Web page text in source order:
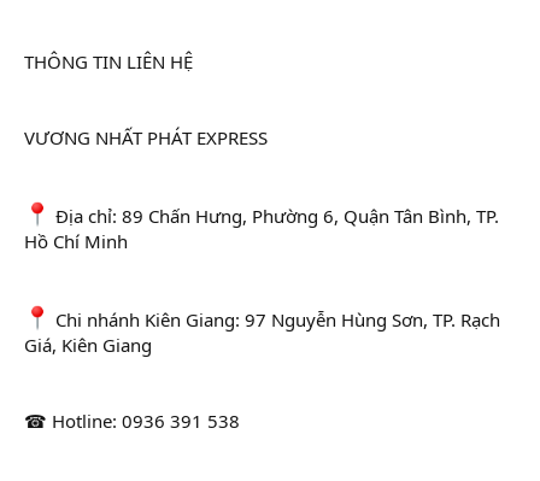
THÔNG TIN LIÊN HỆ
VƯƠNG NHẤT PHÁT EXPRESS
Địa chỉ: 89 Chấn Hưng, Phường 6, Quận Tân Bình, TP.
Hồ Chí Minh
Chi nhánh Kiên Giang: 97 Nguyễn Hùng Sơn, TP. Rạch
Giá, Kiên Giang
☎ Hotline: 0936 391 538